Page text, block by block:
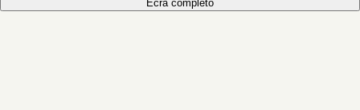
Ecrã completo